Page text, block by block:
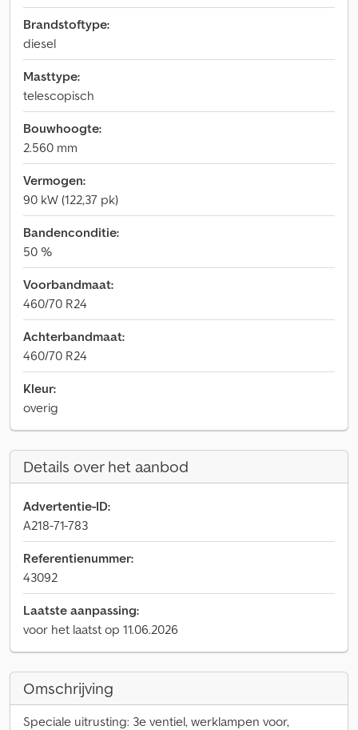
Brandstoftype:
diesel
Masttype:
telescopisch
Bouwhoogte:
2.560 mm
Vermogen:
90 kW (122,37 pk)
Bandenconditie:
50 %
Voorbandmaat:
460/70 R24
Achterbandmaat:
460/70 R24
Kleur:
overig
Details over het aanbod
Advertentie-ID:
A218-71-783
Referentienummer:
43092
Laatste aanpassing:
voor het laatst op 11.06.2026
Omschrijving
Speciale uitrusting: 3e ventiel, werklampen voor,